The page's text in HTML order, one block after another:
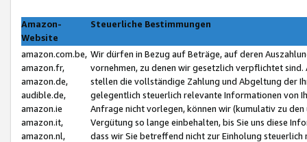
Amazon-
Website
Steuerliche Bestimmungen
amazon.com.be,
amazon.fr,
amazon.de,
audible.de,
amazon.ie
amazon.it,
amazon.nl,
Wir dürfen in Bezug auf Beträge, auf deren
vornehmen, zu denen wir gesetzlich verpflichtet
stellen die vollständige Zahlung und Abgeltung der
gelegentlich steuerlich relevante Informationen von
Anfrage nicht vorlegen, können wir (kumulativ zu
Vergütung so lange einbehalten, bis Sie uns diese
dass wir Sie betreffend nicht zur Einholung